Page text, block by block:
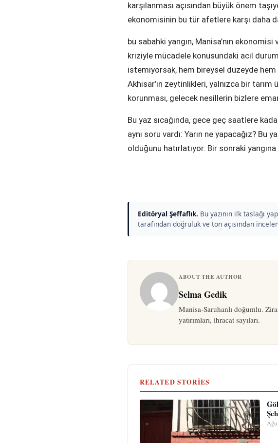
karşılanması açısından büyük önem
ekonomisinin bu tür afetlere karşı daha
bu sabahki yangın, Manisa’nın
kriziyle mücadele konusundaki acil
istemiyorsak, hem bireysel düzeyde
Akhisar’ın zeytinlikleri, yalnızca bir
korunması, gelecek nesillerin bizlere
Bu yaz sıcağında, gece geç saatlere
aynı soru vardı: Yarın ne yapacağız? Bu
olduğunu hatırlatıyor. Bir sonraki
Editöryal Şeffaflık. Bu yazının ilk taslağı
tarafından doğruluk ve ton açısından
ABOUT THE AUTHOR
Selma Gedik
Manisa-Saruhanlı doğumlu.
yatırımları, ihracat sayıları.
RELATED STORIES